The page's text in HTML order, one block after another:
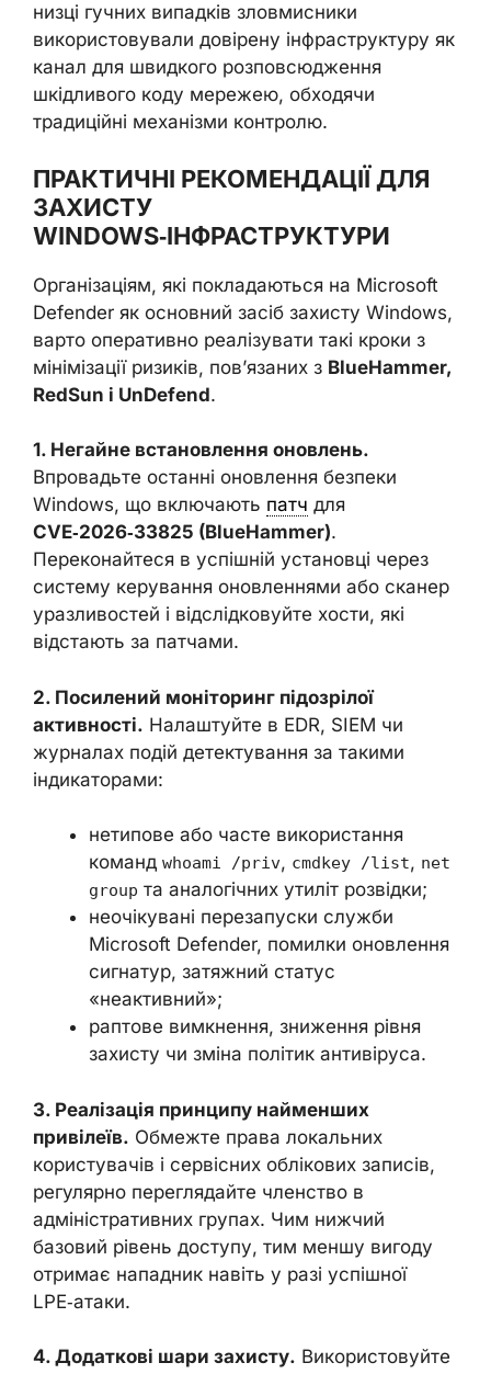
низці гучних випадків зловмисники
використовували довірену інфраструктуру як
канал для швидкого розповсюдження
шкідливого коду мережею, обходячи
традиційні механізми контролю.
ПРАКТИЧНІ РЕКОМЕНДАЦІЇ ДЛЯ
ЗАХИСТУ
WINDOWS‑ІНФРАСТРУКТУРИ
Організаціям, які покладаються на Microsoft
Defender як основний засіб захисту Windows,
варто оперативно реалізувати такі кроки з
мінімізації ризиків, пов’язаних з BlueHammer,
RedSun і UnDefend.
1. Негайне встановлення оновлень.
Впровадьте останні оновлення безпеки
Windows, що включають патч для
CVE‑2026‑33825 (BlueHammer).
Переконайтеся в успішній установці через
систему керування оновленнями або сканер
уразливостей і відслідковуйте хости, які
відстають за патчами.
2. Посилений моніторинг підозрілої
активності. Налаштуйте в EDR, SIEM чи
журналах подій детектування за такими
індикаторами:
нетипове або часте використання
команд whoami /priv, cmdkey /list, net
group та аналогічних утиліт розвідки;
неочікувані перезапуски служби
Microsoft Defender, помилки оновлення
сигнатур, затяжний статус
«неактивний»;
раптове вимкнення, зниження рівня
захисту чи зміна політик антивіруса.
3. Реалізація принципу найменших
привілеїв. Обмежте права локальних
користувачів і сервісних облікових записів,
регулярно переглядайте членство в
адміністративних групах. Чим нижчий
базовий рівень доступу, тим меншу вигоду
отримає нападник навіть у разі успішної
LPE‑атаки.
4. Додаткові шари захисту. Використовуйте